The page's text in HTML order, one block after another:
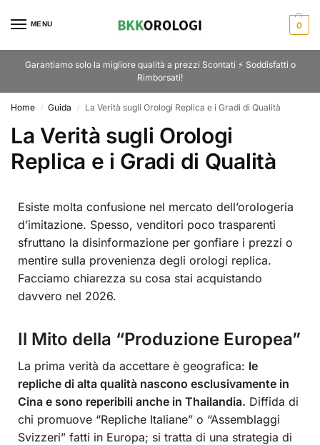
MENU 0
Garantiamo solo la migliore qualità a prezzi Scontati ⚡ Soddisfatti o
Rimborsati!
Home / Guida / La Verità sugli Orologi Replica e i Gradi di Qualità
La Verità sugli Orologi
Replica e i Gradi di Qualità
Esiste molta confusione nel mercato dell’orologeria
d’imitazione. Spesso, venditori poco trasparenti
sfruttano la disinformazione per gonfiare i prezzi o
mentire sulla provenienza degli orologi replica.
Facciamo chiarezza su cosa stai acquistando
davvero nel 2026.
Il Mito della “Produzione Europea”
La prima verità da accettare è geografica: le
repliche di alta qualità nascono esclusivamente in
Cina e sono reperibili anche in Thailandia. Diffida di
chi promuove “Repliche Italiane” o “Assemblaggi
Svizzeri” fatti in Europa; si tratta di una strategia di